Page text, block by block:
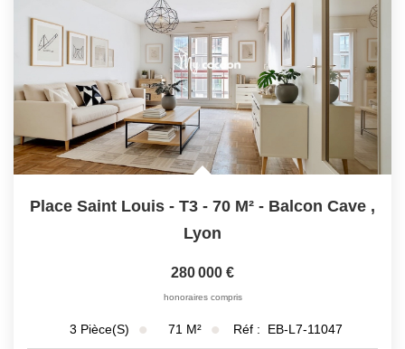
Place Saint Louis - T3 - 70 M² - Balcon Cave ,
Lyon
280 000 €
honoraires compris
3 Pièce(s) 71 M² Réf : EB-L7-11047